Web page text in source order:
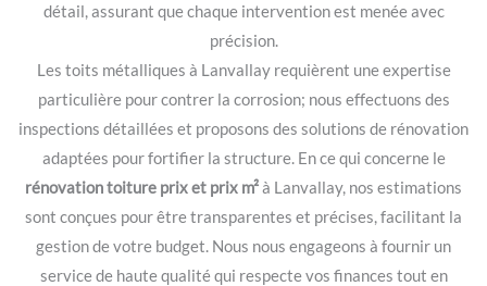
détail, assurant que chaque intervention est menée avec
précision.
Les toits métalliques à Lanvallay requièrent une expertise
particulière pour contrer la corrosion; nous effectuons des
inspections détaillées et proposons des solutions de rénovation
adaptées pour fortifier la structure. En ce qui concerne le
rénovation toiture prix et prix m²à Lanvallay, nos estimations
sont conçues pour être transparentes et précises, facilitant la
gestion de votre budget. Nous nous engageons à fournir un
service de haute qualité qui respecte vos finances tout en